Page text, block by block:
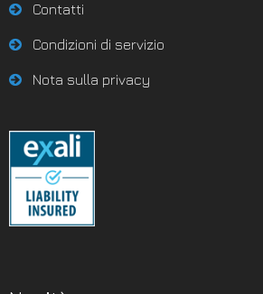
Contatti
Condizioni di servizio
Nota sulla privacy